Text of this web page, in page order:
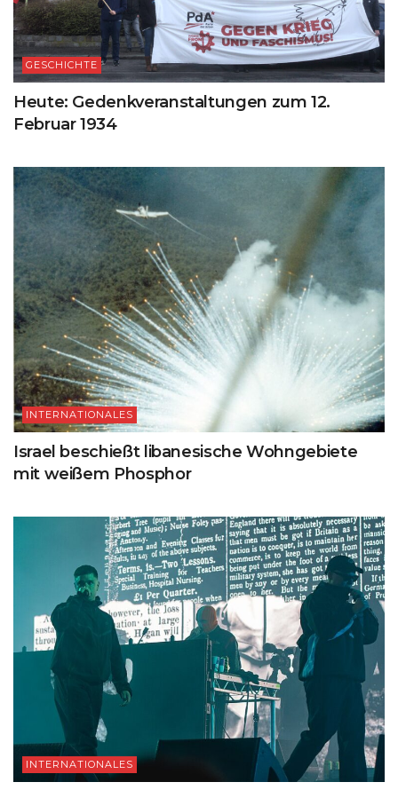
GESCHICHTE
Heute: Gedenkveranstaltungen zum 12.
Februar 1934
INTERNATIONALES
Israel beschießt libanesische Wohngebiete
mit weißem Phosphor
INTERNATIONALES